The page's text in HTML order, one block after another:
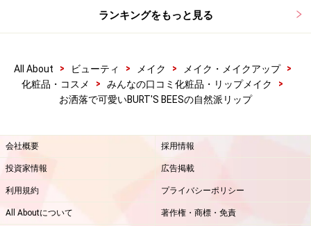
ランキングをもっと見る
All About > ビューティ > メイク > メイク・メイクアップ
>
化粧品・コスメ
> みんなの口コミ化粧品・リップメイク
>
お洒落で可愛いBURT'S BEESの自然派リップ
会社概要 採用情報
投資家情報 広告掲載
利用規約 プライバシーポリシー
All Aboutについて 著作権・商標・免責